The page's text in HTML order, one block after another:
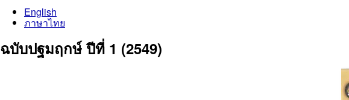
English
ภาษาไทย
ฉบับปฐมฤกษ์ ปีที่ 1 (2549)